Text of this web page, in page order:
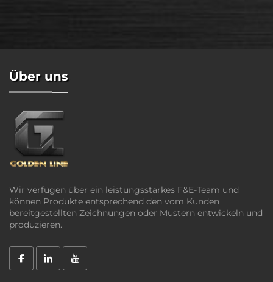
Über uns
Wir verfügen über ein leistungsstarkes F&E-Team und
können Produkte entsprechend den vom Kunden
bereitgestellten Zeichnungen oder Mustern entwickeln und
produzieren.